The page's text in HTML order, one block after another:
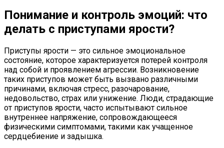
Понимание и контроль эмоций: что
делать с приступами ярости?
Приступы ярости — это сильное эмоциональное
состояние, которое характеризуется потерей контроля
над собой и проявлением агрессии. Возникновение
таких приступов может быть вызвано различными
причинами, включая стресс, разочарование,
недовольство, страх или унижение. Люди, страдающие
от приступов ярости, часто испытывают сильное
внутреннее напряжение, сопровождающееся
физическими симптомами, такими как учащенное
сердцебиение и задышка.